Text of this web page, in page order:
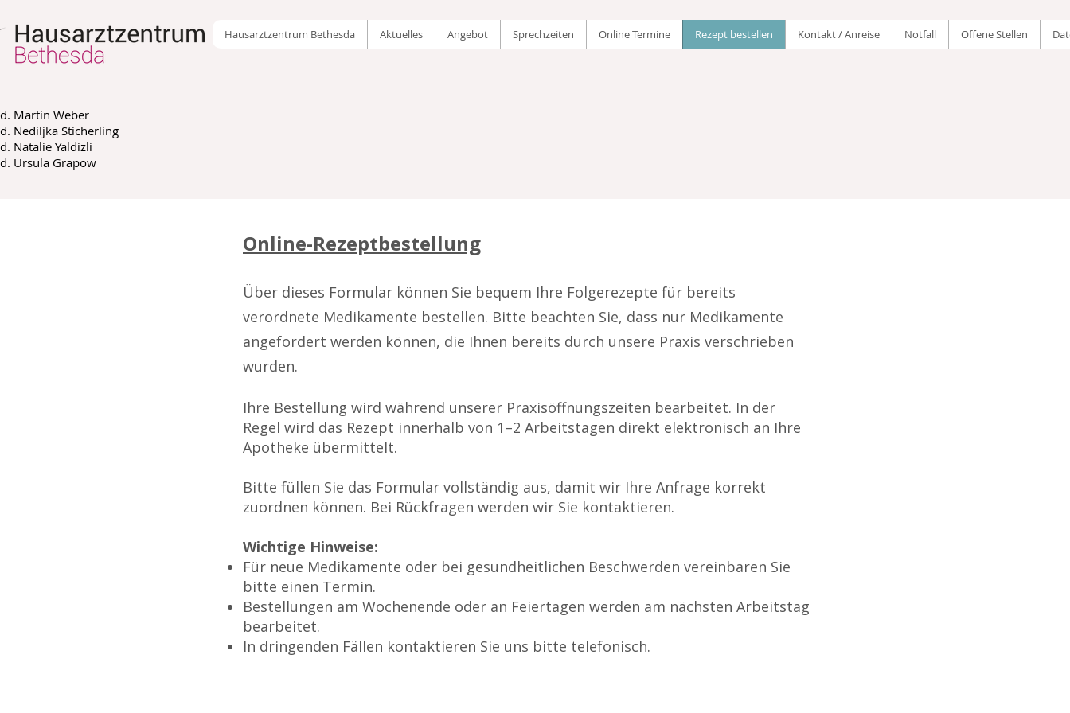
Hausarztzentrum Bethesda Aktuelles Angebot Sprechzeiten Online Termine Rezept bestellen Kontakt / Anreise Notfall Offene Stellen
Martin Weber
Nediljka Sticherling
Natalie Yaldizli
Ursula Grapow
Online-Rezeptbestellung
Über dieses Formular können Sie bequem Ihre Folgerezepte für bereits
verordnete Medikamente bestellen. Bitte beachten Sie, dass nur Medikamente
angefordert werden können, die Ihnen bereits durch unsere Praxis verschrieben
wurden.
Ihre Bestellung wird während unserer Praxisöffnungszeiten bearbeitet. In der
Regel wird das Rezept innerhalb von 1–2 Arbeitstagen direkt elektronisch an Ihre
Apotheke übermittelt.
Bitte füllen Sie das Formular vollständig aus, damit wir Ihre Anfrage korrekt
zuordnen können. Bei Rückfragen werden wir Sie kontaktieren.
Wichtige Hinweise:
Für neue Medikamente oder bei gesundheitlichen Beschwerden vereinbaren Sie
bitte einen Termin.
Bestellungen am Wochenende oder an Feiertagen werden am nächsten Arbeitstag
bearbeitet.
In dringenden Fällen kontaktieren Sie uns bitte telefonisch.